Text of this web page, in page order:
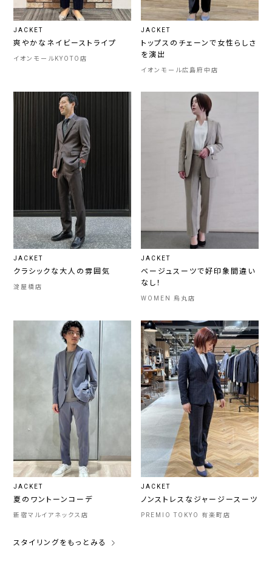
JACKET
爽やかなネイビーストライプ
イオンモールKYOTO店
JACKET
トップスのチェーンで女性らしさ
を演出
イオンモール広島府中店
JACKET
クラシックな大人の雰囲気
淀屋橋店
JACKET
ベージュスーツで好印象間違い
なし！
WOMEN 烏丸店
JACKET
夏のワントーンコーデ
新宿マルイアネックス店
JACKET
ノンストレスなジャージースーツ
PREMIO TOKYO 有楽町店
スタイリングをもっとみる